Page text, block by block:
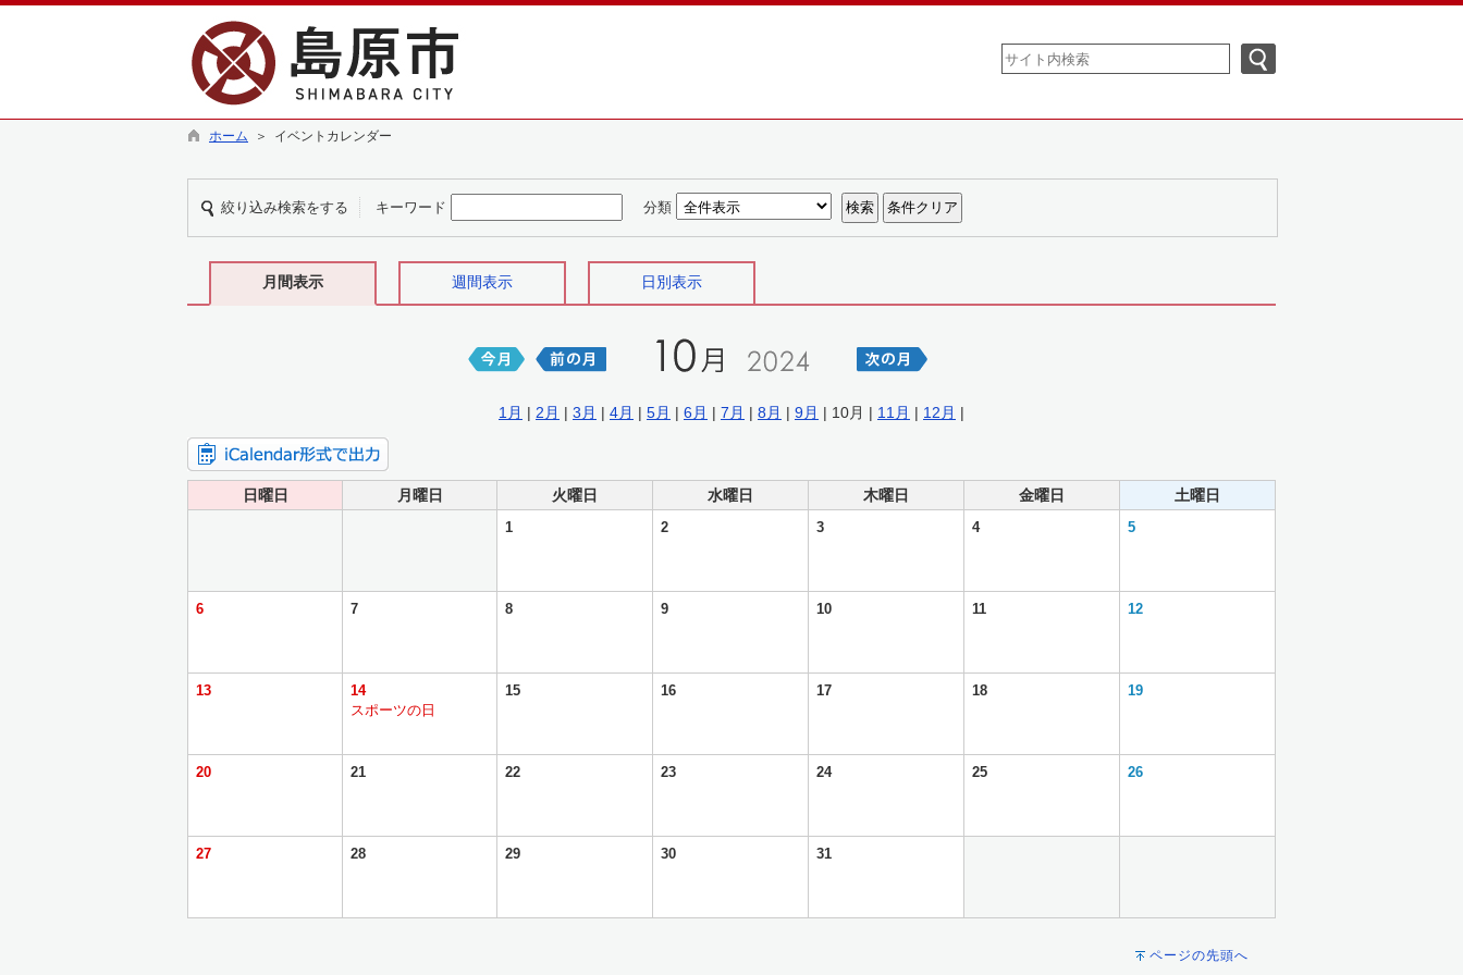
ホーム ＞ イベントカレンダー
絞り込み検索をする キーワード 分類
月間表示 週間表示 日別表示
1月 | 2月 | 3月 | 4月 | 5月 | 6月 | 7月 | 8月 | 9月 | 10月 | 11月 | 12月 |
日曜日 月曜日 火曜日 水曜日 木曜日 金曜日 土曜日
1 2 3 4 5
6 7 8 9 10 11 12
13
14
スポーツの日
15 16 17 18 19
20 21 22 23 24 25 26
27 28 29 30 31
ページの先頭へ